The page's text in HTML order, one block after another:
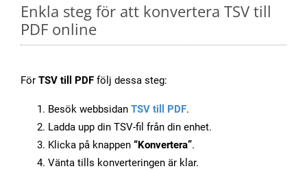
Enkla steg för att konvertera TSV till
PDF online
För TSV till PDF följ dessa steg:
Besök webbsidan TSV till PDF.
Ladda upp din TSV-fil från din enhet.
Klicka på knappen “Konvertera”.
Vänta tills konverteringen är klar.